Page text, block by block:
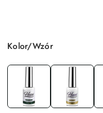
Wariant
Kolor/Wzór